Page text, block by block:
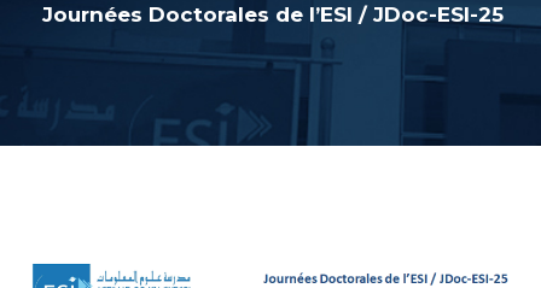
Journées Doctorales de l’ESI / JDoc-ESI-25